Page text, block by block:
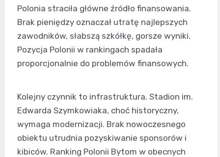
Polonia straciła główne źródło finansowania.
Brak pieniędzy oznaczał utratę najlepszych
zawodników, słabszą szkółkę, gorsze wyniki.
Pozycja Polonii w rankingach spadała
proporcjonalnie do problemów finansowych.
Kolejny czynnik to infrastruktura. Stadion im.
Edwarda Szymkowiaka, choć historyczny,
wymaga modernizacji. Brak nowoczesnego
obiektu utrudnia pozyskiwanie sponsorów i
kibiców. Ranking Polonii Bytom w obecnych